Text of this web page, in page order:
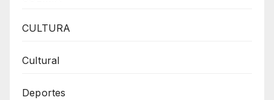
CULTURA
Cultural
Deportes